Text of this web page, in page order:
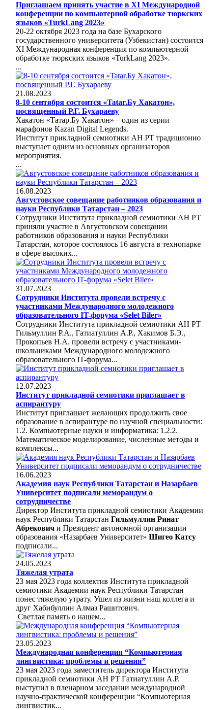
Приглашаем принять участие в ХI Международной
конференции по компьютерной обработке тюркских
языков «TurkLang 2023»
20-22 октября 2023 года на базе Бухарского
государственного университета (Узбекистан) состоится
ХI Международная конференция по компьютерной
обработке тюркских языков «TurkLang 2023».
...
21.08.2023
8-10 сентября состоится «Tatar.Бу Хакатон»,
посвященный Р.Г. Бухараеву
Хакатон «Татар.Бу Хакатон» – один из серии
марафонов Kazan Digital Legends.
Институт прикладной семиотики АН РТ традиционно
выступает одним из основных организаторов
мероприятия.
...
16.08.2023
Августовское совещание работников образования и
науки Республики Татарстан – 2023
Сотрудники Института прикладной семиотики АН РТ
приняли участие в Августовском совещании
работников образования и науки Республики
Татарстан, которое состоялось 16 августа в технопарке
в сфере высоких...
31.07.2023
Сотрудники Института провели встречу с
участниками Международного молодежного
образовательного IT-форума «Selet Biler»
Сотрудники Института прикладной семиотики АН РТ
Гильмуллин Р.А., Гатиатуллин А.Р., Хакимов Б.Э.,
Прокопьев Н.А. провели встречу с участниками-
школьниками Международного молодежного
образовательного IT-форума...
12.07.2023
Институт прикладной семиотики приглашает в
аспирантуру
Институт приглашает желающих продолжить свое
образование в аспирантуре по научной специальности:
1.2. Компьютерные науки и информатика: 1.2.2.
Математическое моделирование, численные методы и
комплексы...
16.06.2023
Академия наук Республики Татарстан и Назарбаев
Университет подписали меморандум о
сотрудничестве
Директор Института прикладной семиотики Академии
наук Республики Татарстан Гильмуллин Ринат
Абрекович и Президент автономной организации
образования «Назарбаев Университет» Шигео Катсу
подписали...
24.05.2023
Тяжелая утрата
23 мая 2023 года коллектив Института прикладной
семиотики Академии наук Республики Татарстан
понес тяжелую утрату. Ушел из жизни наш коллега и
друг Хабибуллин Алмаз Рашитович.
Светлая память о нашем...
23.05.2023
Международная конференция “Компьютерная
лингвистика: проблемы и решения”
23 мая 2023 года заместитель директора Института
прикладной семиотики АН РТ Гатиатуллин А.Р.
выступил в пленарном заседании международной
научно-практической конференции “Компьютерная
лингвистик...